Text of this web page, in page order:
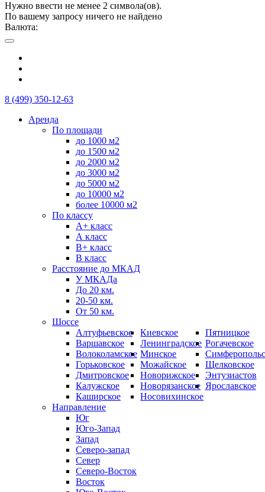
Нужно ввести не менее 2 символа(ов).
По вашему запросу ничего не найдено
Валюта:
8 (499) 350-12-63
Аренда
По площади
до 1000 м2
до 1500 м2
до 2000 м2
до 3000 м2
до 5000 м2
до 10000 м2
более 10000 м2
По классу
А+ класс
А класс
B+ класс
В класс
Расстояние до МКАД
У МКАДа
До 20 км.
20-50 км.
От 50 км.
Шоссе
Алтуфьевское
Варшавское
Волоколамское
Горьковское
Дмитровское
Калужское
Каширское
Киевское
Ленинградское
Минское
Можайское
Новорижское
Новорязанское
Носовихинское
Пятницкое
Рогачевское
Щелковское
Энтузиастов
Ярославское
Направление
Юг
Юго-Запад
Запад
Северо-запад
Север
Северо-Восток
Восток